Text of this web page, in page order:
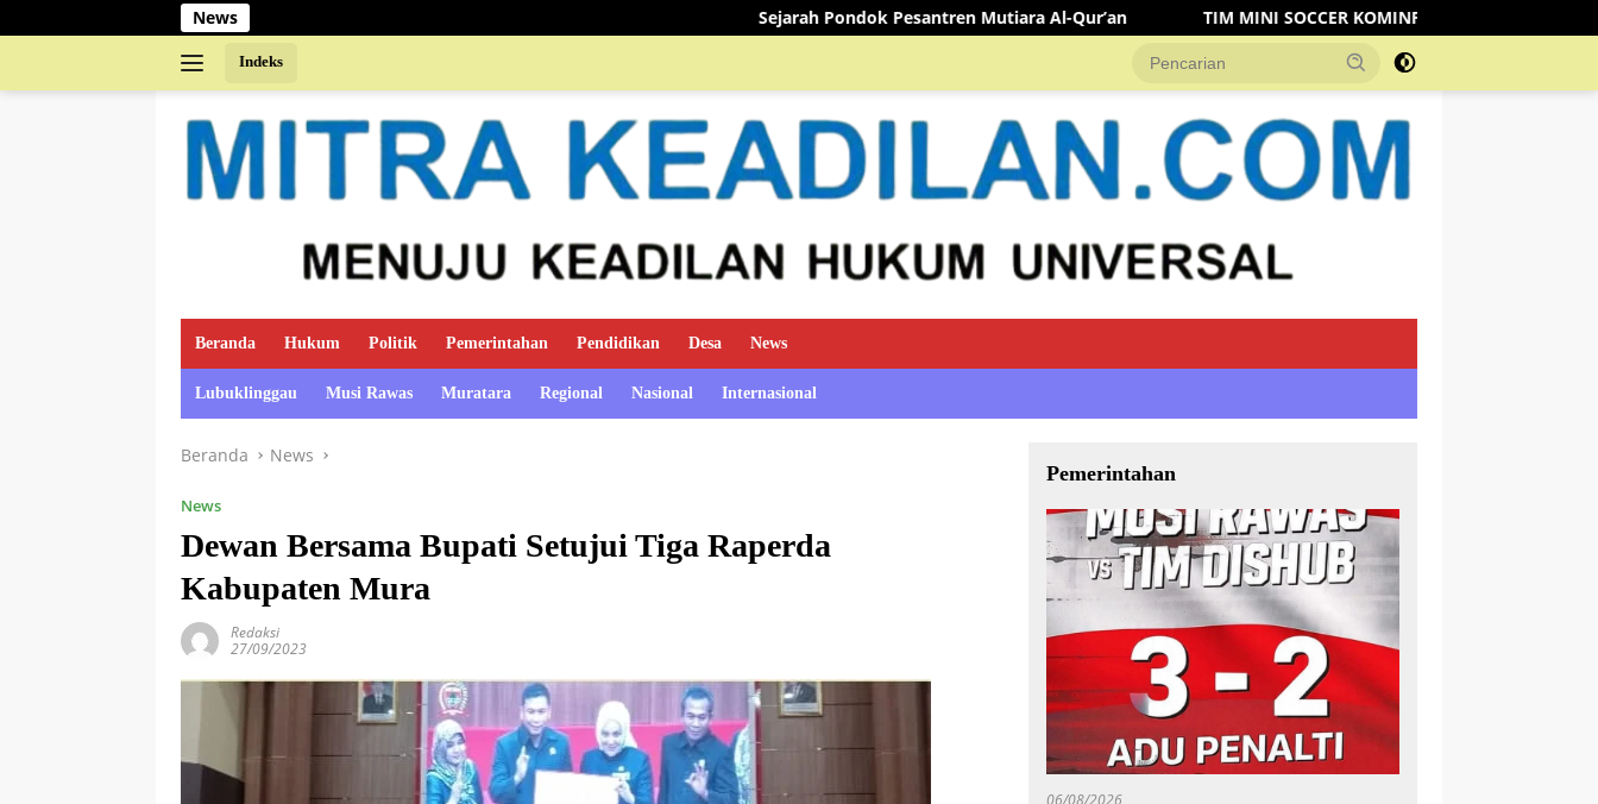
ke
News Sejarah Pondok Pesantren Mutiara Al-Qur’an TIM MINI SOCCER KOMINFO MUSI RAWAS KALAHKAN TIM
Indeks
Beranda Hukum Politik Pemerintahan Pendidikan Desa News
Lubuklinggau Musi Rawas Muratara Regional Nasional Internasional
Beranda News
News
Dewan Bersama Bupati Setujui Tiga Raperda
Kabupaten Mura
Redaksi
27/09/2023
Pemerintahan
06/08/2026